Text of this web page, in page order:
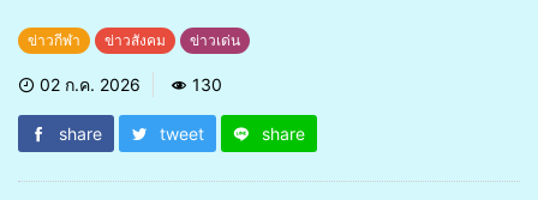
ข่าวกีฬา ข่าวสังคม ข่าวเด่น
02 ก.ค. 2026 130
share tweet share